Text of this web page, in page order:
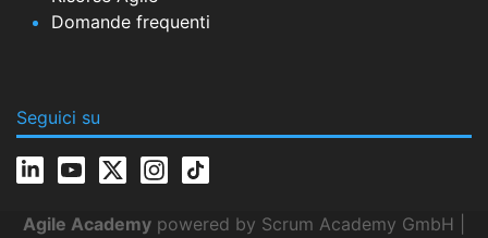
Domande frequenti
Seguici su
Agile Academy powered by Scrum Academy GmbH |